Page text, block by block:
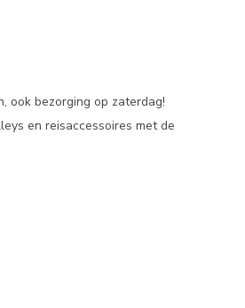
ook bezorging op zaterdag!
en reisaccessoires met de